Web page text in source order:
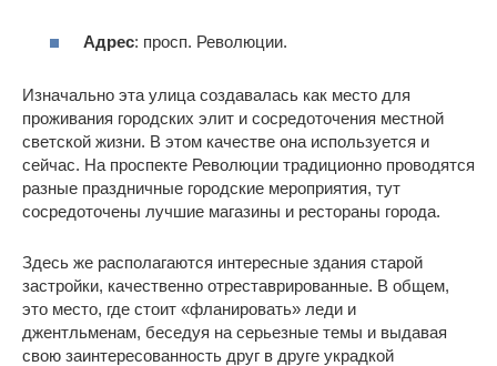
Адрес: просп. Революции.
Изначально эта улица создавалась как место для
проживания городских элит и сосредоточения местной
светской жизни. В этом качестве она используется и
сейчас. На проспекте Революции традиционно проводятся
разные праздничные городские мероприятия, тут
сосредоточены лучшие магазины и рестораны города.
Здесь же располагаются интересные здания старой
застройки, качественно отреставрированные. В общем,
это место, где стоит «фланировать» леди и
джентльменам, беседуя на серьезные темы и выдавая
свою заинтересованность друг в друге украдкой